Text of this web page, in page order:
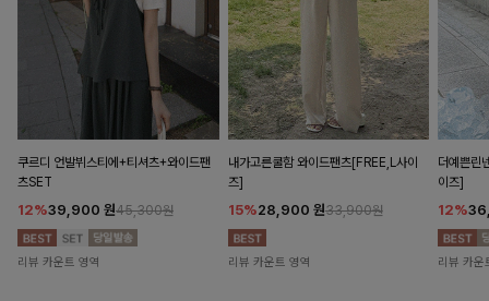
쿠르디 언발뷔스티에+티셔츠+와이드팬
츠SET
12%39,900 원45,300원
리뷰 카운트 영역
내가고른쿨함 와이드팬츠[FREE,L사이
즈]
15%28,900 원33,900원
리뷰 카운트 영역
더예쁜린
이즈]
12%
리뷰 카운